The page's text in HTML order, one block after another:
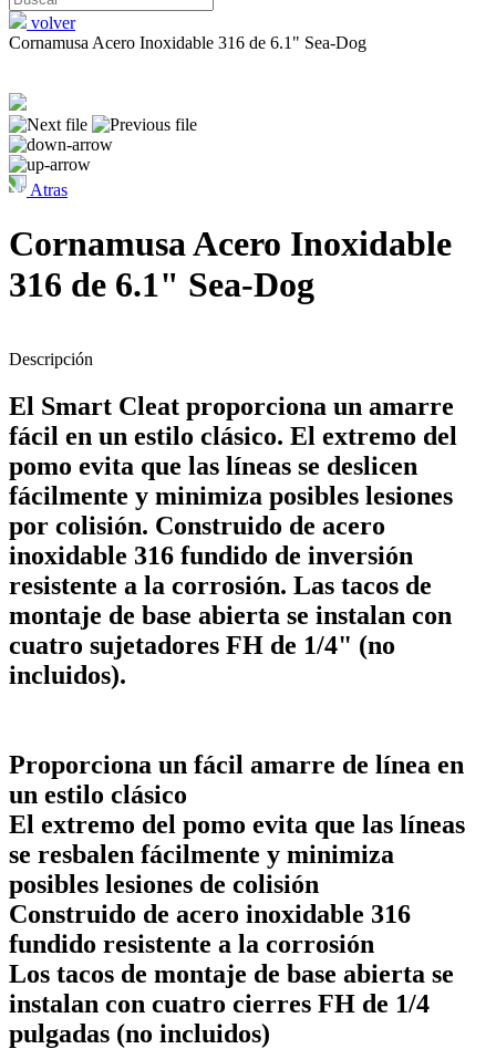
volver
Cornamusa Acero Inoxidable 316 de 6.1" Sea-Dog
Atras
Cornamusa Acero Inoxidable
316 de 6.1" Sea-Dog
Descripción
El Smart Cleat proporciona un amarre
fácil en un estilo clásico. El extremo del
pomo evita que las líneas se deslicen
fácilmente y minimiza posibles lesiones
por colisión. Construido de acero
inoxidable 316 fundido de inversión
resistente a la corrosión. Las tacos de
montaje de base abierta se instalan con
cuatro sujetadores FH de 1/4" (no
incluidos).
Proporciona un fácil amarre de línea en
un estilo clásico
El extremo del pomo evita que las líneas
se resbalen fácilmente y minimiza
posibles lesiones de colisión
Construido de acero inoxidable 316
fundido resistente a la corrosión
Los tacos de montaje de base abierta se
instalan con cuatro cierres FH de 1/4
pulgadas (no incluidos)